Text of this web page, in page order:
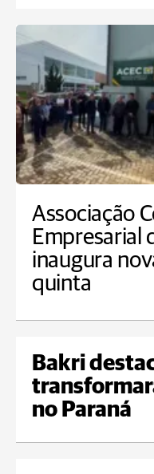
Associação
Empresarial
inaugura
quinta
Bakri
no Paraná